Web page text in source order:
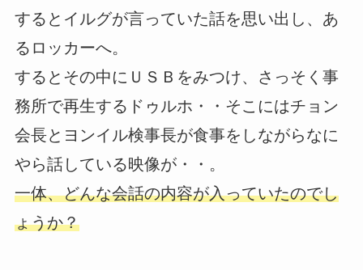
するとイルグが言っていた話を思い出し、あ
るロッカーへ。
するとその中にＵＳＢをみつけ、さっそく事
務所で再生するドゥルホ・・そこにはチョン
会長とヨンイル検事長が食事をしながらなに
やら話している映像が・・。
一体、どんな会話の内容が入っていたのでし
ょうか？